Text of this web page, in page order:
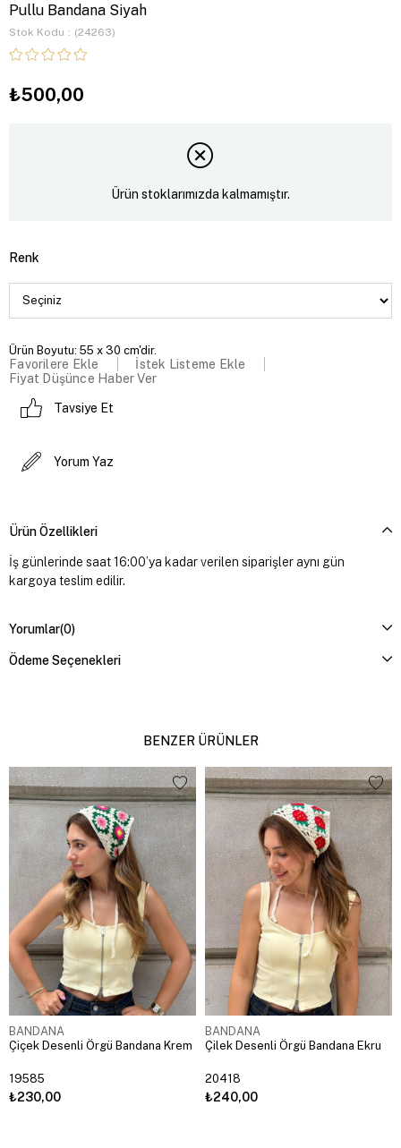
Pullu Bandana Siyah
Stok Kodu (24263)
₺500,00
Ürün stoklarımızda kalmamıştır.
Renk
Ürün Boyutu: 55 x 30 cm'dir.
Favorilere Ekle
İstek Listeme Ekle
Fiyat Düşünce Haber Ver
Tavsiye Et
Yorum Yaz
Ürün Özellikleri
İş günlerinde saat 16:00’ya kadar verilen siparişler aynı gün
kargoya teslim edilir.
Yorumlar(0)
Ödeme Seçenekleri
BENZER ÜRÜNLER
BANDANA
Çiçek Desenli Örgü Bandana Krem
19585
₺230,00
BANDANA
Çilek Desenli Örgü Bandana Ekru
20418
₺240,00